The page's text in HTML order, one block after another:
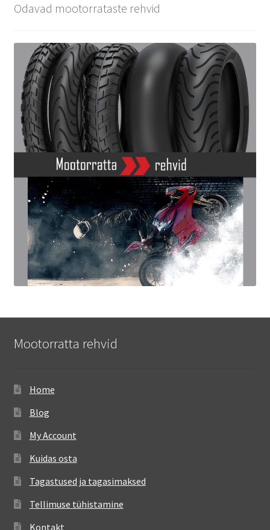
Odavad mootorrataste rehvid
Mootorratta rehvid
Home
Blog
My Account
Kuidas osta
Tagastused ja tagasimaksed
Tellimuse tühistamine
Kontakt